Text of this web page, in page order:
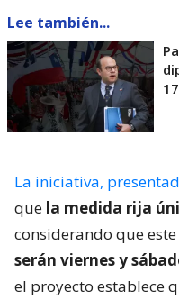
Lee también...
La iniciativa,
que la medida rija
considerando que
serán viernes y
el proyecto establece